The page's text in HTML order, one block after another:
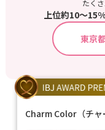
たく
上位約10〜15%
東京
Charm Color（チャ